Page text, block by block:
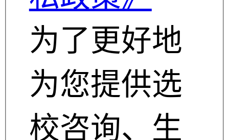
为了更好地
为您提供选
校咨询、生